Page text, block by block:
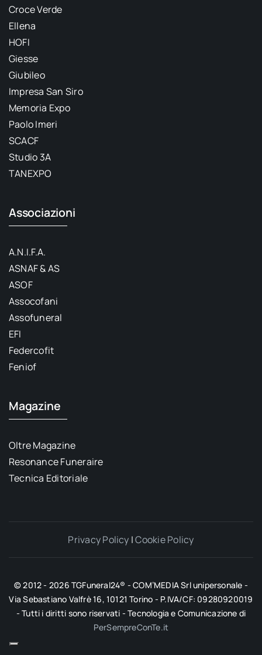
Croce Verde
Ellena
HOFI
Giesse
Giubileo
Impresa San Siro
Memoria Expo
Paolo Imeri
SCACF
Studio 3A
TANEXPO
Associazioni
A.N.I.F.A.
ASNAF & AS
ASOF
Assocofani
Assofuneral
EFI
Federcofit
Feniof
Magazine
Oltre Magazine
Resonance Funeraire
Tecnica Editoriale
Privacy Policy |Cookie Policy
© 2012 - 2026 TGFuneral24® - COM’MEDIA Srl unipersonale -
Via Sebastiano Valfrè 16, 10121 Torino - P.IVA/CF: 09280920019
- Tutti i diritti sono riservati - Tecnologia e Comunicazione di
PerSempreConTe.it